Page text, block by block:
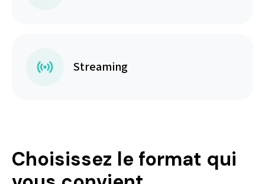
Streaming
Choisissez le format qui